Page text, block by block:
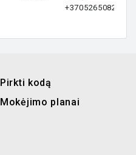
+37052650821
Pirkti kodą
Mokėjimo planai